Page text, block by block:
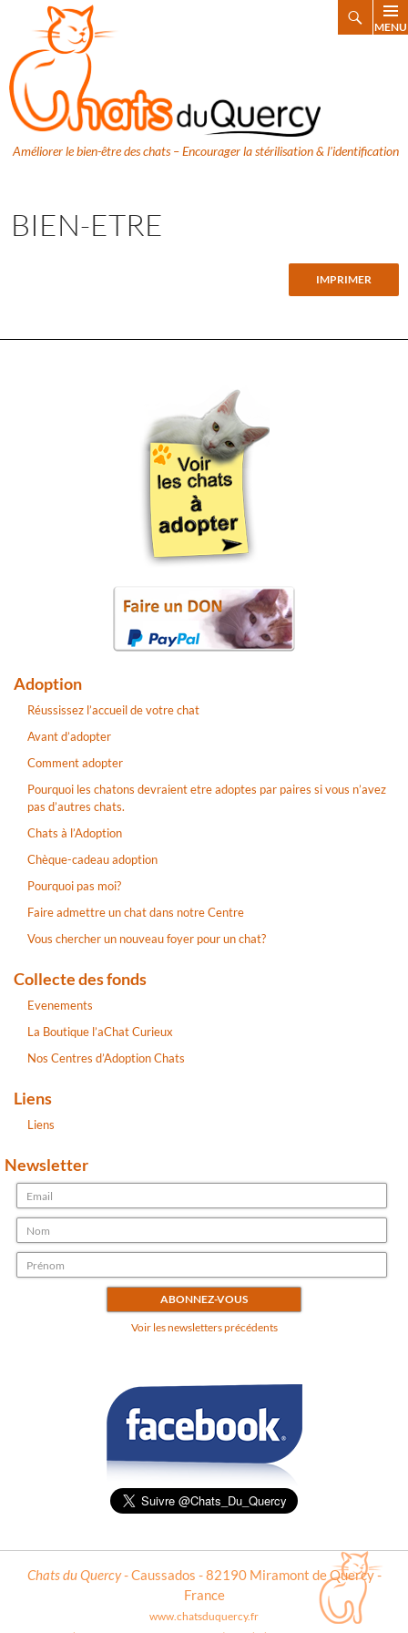
Améliorer le bien-être des chats – Encourager la stérilisation & l'identification
MENU
CONTENT
BIEN-ETRE
Adoption
Réussissez l’accueil de votre chat
Avant d’adopter
Comment adopter
Pourquoi les chatons devraient etre adoptes par paires si vous n’avez
pas d’autres chats.
Chats à l’Adoption
Chèque-cadeau adoption
Pourquoi pas moi?
Faire admettre un chat dans notre Centre
Vous chercher un nouveau foyer pour un chat?
Collecte des fonds
Evenements
La Boutique l’aChat Curieux
Nos Centres d’Adoption Chats
Liens
Liens
Newsletter
Voir les newsletters précédents
Chats du Quercy- Caussados - 82190 Miramont de Quercy -
France
www.chatsduquercy.fr